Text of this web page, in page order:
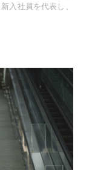
入社員を代表し、